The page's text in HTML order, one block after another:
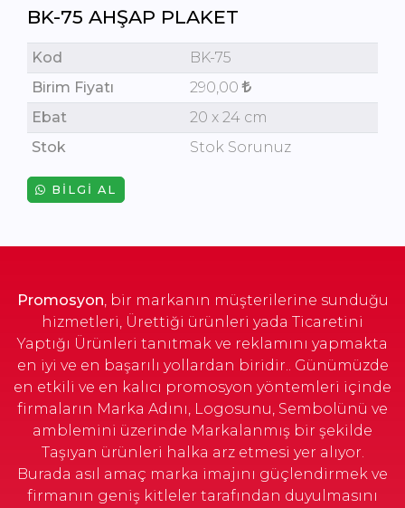
BK-75 AHŞAP PLAKET
Kod
BK-75
Birim Fiyatı
290,00
Ebat
20 x 24 cm
Stok
Stok Sorunuz
BILGI AL
Promosyon, bir markanın müşterilerine sunduğu
hizmetleri, Ürettiği ürünleri yada Ticaretini
Yaptığı Ürünleri tanıtmak ve reklamını yapmakta
en iyi ve en başarılı yollardan biridir.. Günümüzde
en etkili ve en kalıcı promosyon yöntemleri içinde
firmaların Marka Adını, Logosunu, Sembolünü ve
amblemini üzerinde Markalanmış bir şekilde
Taşıyan ürünleri halka arz etmesi yer alıyor.
Burada asıl amaç marka imajını güçlendirmek ve
firmanın geniş kitleler tarafından duyulmasını